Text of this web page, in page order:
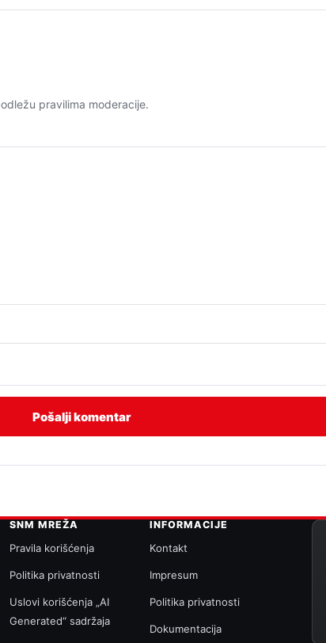
pravilima moderacije.
SNM MREŽA
Pravila korišćenja
Politika privatnosti
Uslovi korišćenja „AI
Generated“ sadržaja
INFORMACIJE
Kontakt
Impresum
Politika privatnosti
Dokumentacija